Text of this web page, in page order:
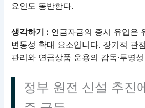
요인도 동반한다.
생각하기 : 연금자금의 증시 유입은
변동성 확대 요소입니다. 장기적 관
관리와 연금상품 운용의 감독·투명
정부 원전 신설 추진